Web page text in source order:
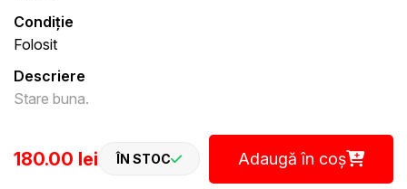
Condiție
Folosit
Descriere
Stare buna.
180.00 lei ÎN STOC Adaugă în coș